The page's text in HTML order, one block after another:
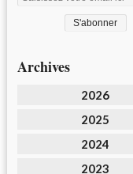
Archives
2026
2025
2024
2023